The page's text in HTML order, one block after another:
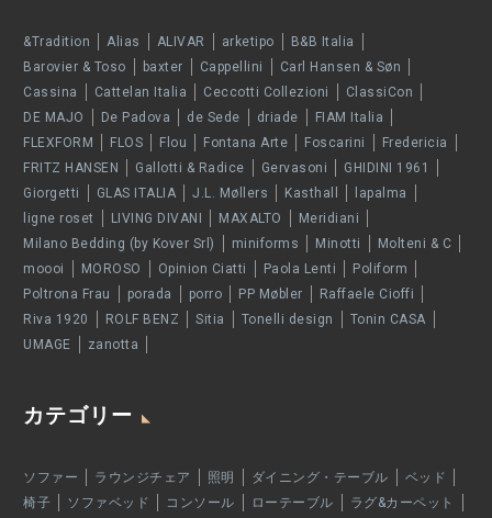
&Tradition Alias ALIVAR arketipo
B&B Italia
Barovier & Toso
baxter Cappellini
Carl Hansen & Søn
Cassina
Cattelan Italia Ceccotti Collezioni
ClassiCon
DE MAJO
De Padova de Sede driade
FIAM Italia
FLEXFORM
FLOS Flou Fontana Arte Foscarini
Fredericia
FRITZ HANSEN
Gallotti & Radice Gervasoni
GHIDINI 1961
Giorgetti
GLAS ITALIA J.L. Møllers Kasthall
lapalma
ligne roset
LIVING DIVANI MAXALTO
Meridiani
Milano Bedding (by Kover Srl)
miniforms Minotti
Molteni & C
moooi
MOROSO Opinion Ciatti Paola Lenti
Poliform
Poltrona Frau
porada porro PP Møbler
Raffaele Cioffi
Riva 1920
ROLF BENZ Sitia Tonelli design
Tonin CASA
UMAGE
zanotta
カテゴリー
ソファー ラウンジチェア 照明 ダイニング・テーブル
ベッド
椅子
ソファベッド コンソール ローテーブル
ラグ&カーペット